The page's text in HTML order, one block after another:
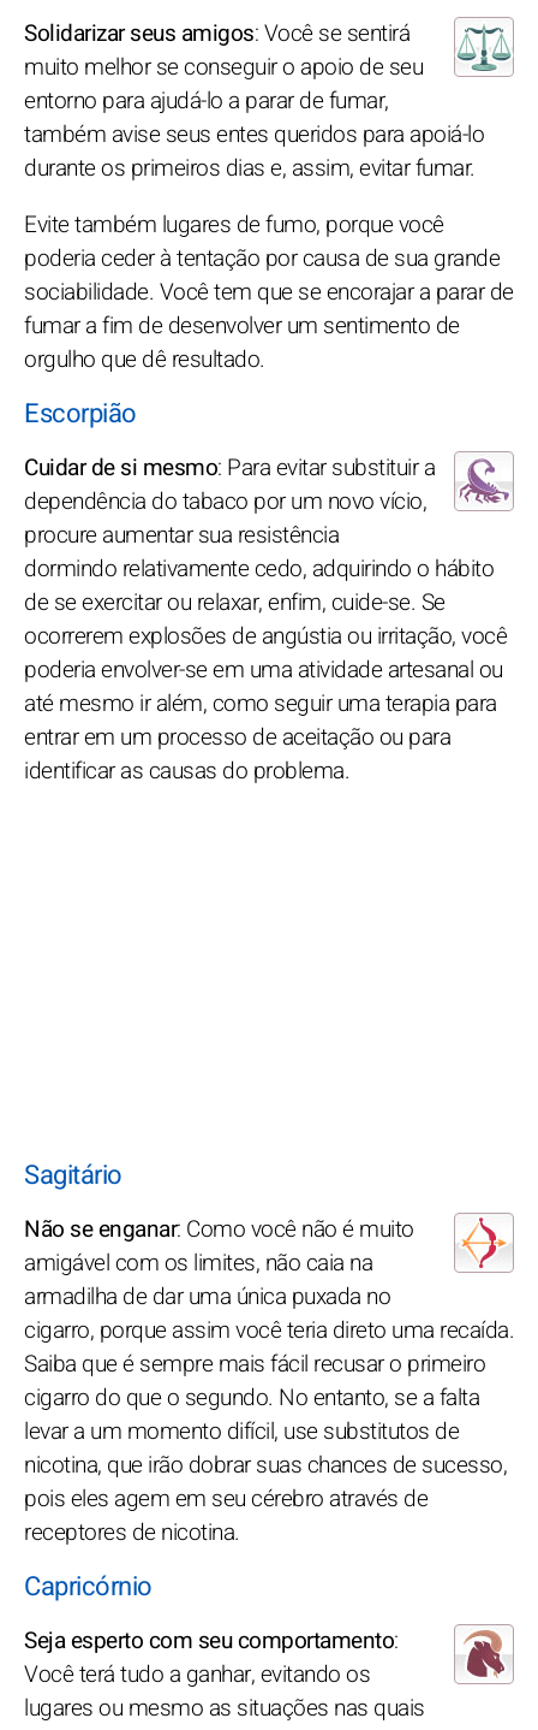
Solidarizar seus amigos: Você se sentirá
muito melhor se conseguir o apoio de seu
entorno para ajudá-lo a parar de fumar,
também avise seus entes queridos para apoiá-lo
durante os primeiros dias e, assim, evitar fumar.
Evite também lugares de fumo, porque você
poderia ceder à tentação por causa de sua grande
sociabilidade. Você tem que se encorajar a parar de
fumar a fim de desenvolver um sentimento de
orgulho que dê resultado.
Escorpião
Cuidar de si mesmo: Para evitar substituir a
dependência do tabaco por um novo vício,
procure aumentar sua resistência
dormindo relativamente cedo, adquirindo o hábito
de se exercitar ou relaxar, enfim, cuide-se. Se
ocorrerem explosões de angústia ou irritação, você
poderia envolver-se em uma atividade artesanal ou
até mesmo ir além, como seguir uma terapia para
entrar em um processo de aceitação ou para
identificar as causas do problema.
Sagitário
Não se enganar: Como você não é muito
amigável com os limites, não caia na
armadilha de dar uma única puxada no
cigarro, porque assim você teria direto uma recaída.
Saiba que é sempre mais fácil recusar o primeiro
cigarro do que o segundo. No entanto, se a falta
levar a um momento difícil, use substitutos de
nicotina, que irão dobrar suas chances de sucesso,
pois eles agem em seu cérebro através de
receptores de nicotina.
Capricórnio
Seja esperto com seu comportamento:
Você terá tudo a ganhar, evitando os
lugares ou mesmo as situações nas quais